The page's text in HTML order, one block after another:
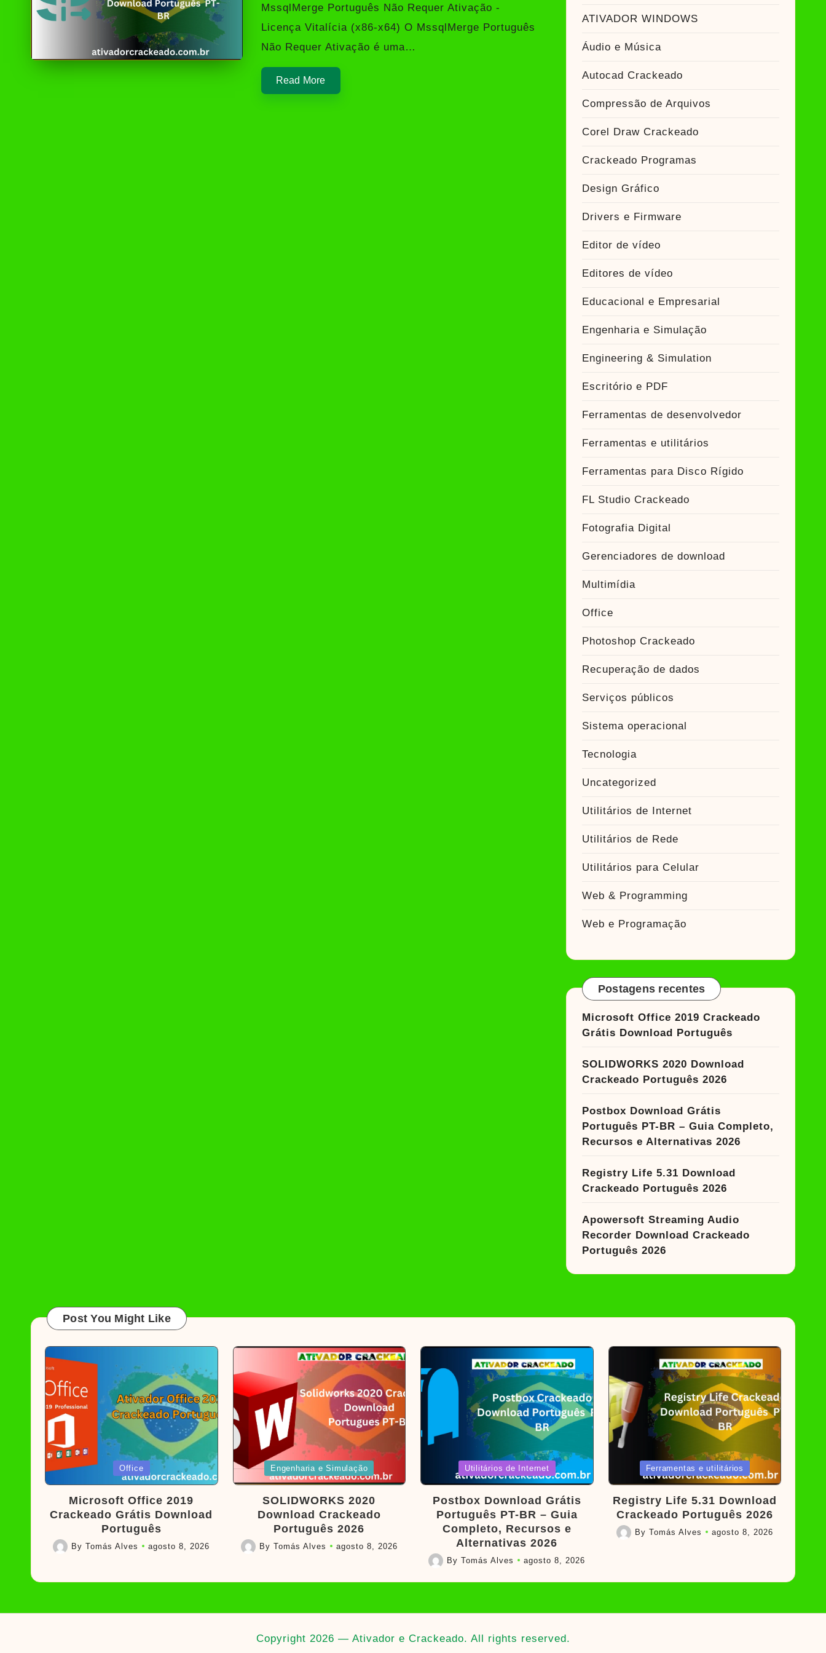
MssqlMerge Português Não Requer Ativação -
Licença Vitalícia (x86-x64) O MssqlMerge Português
Não Requer Ativação é uma…
Read More
ATIVADOR WINDOWS
Áudio e Música
Autocad Crackeado
Compressão de Arquivos
Corel Draw Crackeado
Crackeado Programas
Design Gráfico
Drivers e Firmware
Editor de vídeo
Editores de vídeo
Educacional e Empresarial
Engenharia e Simulação
Engineering & Simulation
Escritório e PDF
Ferramentas de desenvolvedor
Ferramentas e utilitários
Ferramentas para Disco Rígido
FL Studio Crackeado
Fotografia Digital
Gerenciadores de download
Multimídia
Office
Photoshop Crackeado
Recuperação de dados
Serviços públicos
Sistema operacional
Tecnologia
Uncategorized
Utilitários de Internet
Utilitários de Rede
Utilitários para Celular
Web & Programming
Web e Programação
Postagens recentes
Microsoft Office 2019 Crackeado
Grátis Download Português
SOLIDWORKS 2020 Download
Crackeado Português 2026
Postbox Download Grátis
Português PT-BR – Guia Completo,
Recursos e Alternativas 2026
Registry Life 5.31 Download
Crackeado Português 2026
Apowersoft Streaming Audio
Recorder Download Crackeado
Português 2026
Post You Might Like
Posted
in
Office
Microsoft Office 2019
Crackeado Grátis Download
Português
Posted
ByTomás Alves agosto 8, 2026
Posted
in
Engenharia e Simulação
SOLIDWORKS 2020
Download Crackeado
Português 2026
Posted
By Tomás Alves agosto 8, 2026
in
Utilitários de Internet
Postbox Download Grátis
Português PT-BR – Guia
Completo, Recursos e
Alternativas 2026
Posted
by
ByTomás Alves agosto 8, 2026
Posted
in
Ferramentas e utilitários
Registry Life 5.31 Download
Crackeado Português 2026
Posted
By Tomás Alves agosto 8, 2026
Copyright 2026 — Ativador e Crackeado. All rights reserved.